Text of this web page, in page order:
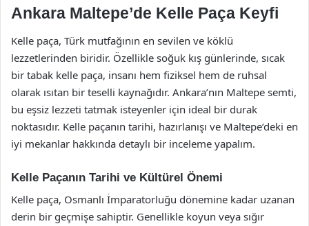
Ankara Maltepe’de Kelle Paça Keyfi
Kelle paça, Türk mutfağının en sevilen ve köklü
lezzetlerinden biridir. Özellikle soğuk kış günlerinde, sıcak
bir tabak kelle paça, insanı hem fiziksel hem de ruhsal
olarak ısıtan bir teselli kaynağıdır. Ankara’nın Maltepe semti,
bu eşsiz lezzeti tatmak isteyenler için ideal bir durak
noktasıdır. Kelle paçanın tarihi, hazırlanışı ve Maltepe’deki en
iyi mekanlar hakkında detaylı bir inceleme yapalım.
Kelle Paçanın Tarihi ve Kültürel Önemi
Kelle paça, Osmanlı İmparatorluğu dönemine kadar uzanan
derin bir geçmişe sahiptir. Genellikle koyun veya sığır